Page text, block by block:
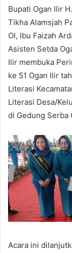
Bupati Ogan Ilir
Tikha Alamsjah
OI, Ibu Faizah
Asisten Setda
Ilir membuka
ke 51 Ogan Ilir
Literasi
Literasi Desa/
di Gedung Serba
Acara ini